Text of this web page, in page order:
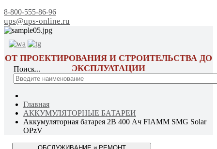
8-800-555-86-96
ups@ups-online.ru
ОТ ПРОЕКТИРОВАНИЯ И СТРОИТЕЛЬСТВА ДО
ЭКСПЛУАТАЦИИ
Поиск...
Главная
АККУМУЛЯТОРНЫЕ БАТАРЕИ
Аккумуляторная батарея 2В 400 Ач FIAMM SMG Solar
OPzV